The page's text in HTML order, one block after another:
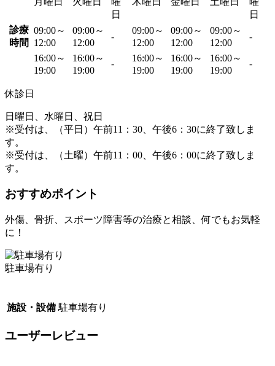
日
日
診療
時間
09:00～
12:00
09:00～
12:00
-
09:00～
12:00
09:00～
12:00
09:00～
12:00
-
16:00～
19:00
16:00～
19:00
-
16:00～
19:00
16:00～
19:00
16:00～
19:00
-
休診日
日曜日、水曜日、祝日
※受付は、（平日）午前11：30、午後6：30に終了致しま
す。
※受付は、（土曜）午前11：00、午後6：00に終了致しま
す。
おすすめポイント
外傷、骨折、スポーツ障害等の治療と相談、何でもお気軽
に！
駐車場有り
施設・設備 駐車場有り
ユーザーレビュー